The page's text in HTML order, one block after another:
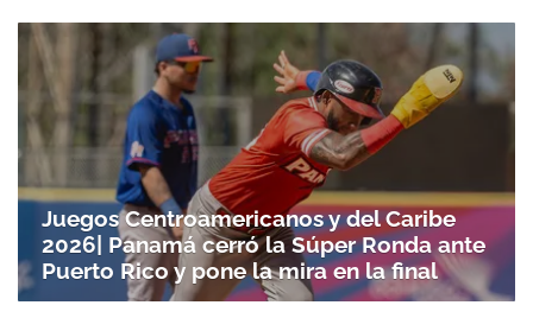
Juegos Centroamericanos y del Caribe
2026| Panamá cerró la Súper Ronda ante
Puerto Rico y pone la mira en la final